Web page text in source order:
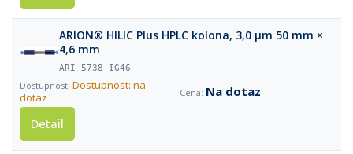
ARION® HILIC Plus HPLC kolona, 3,0 µm 50 mm ×
4,6 mm
ARI-5738-IG46
Dostupnost: na
dotaz
Na dotaz
Detail